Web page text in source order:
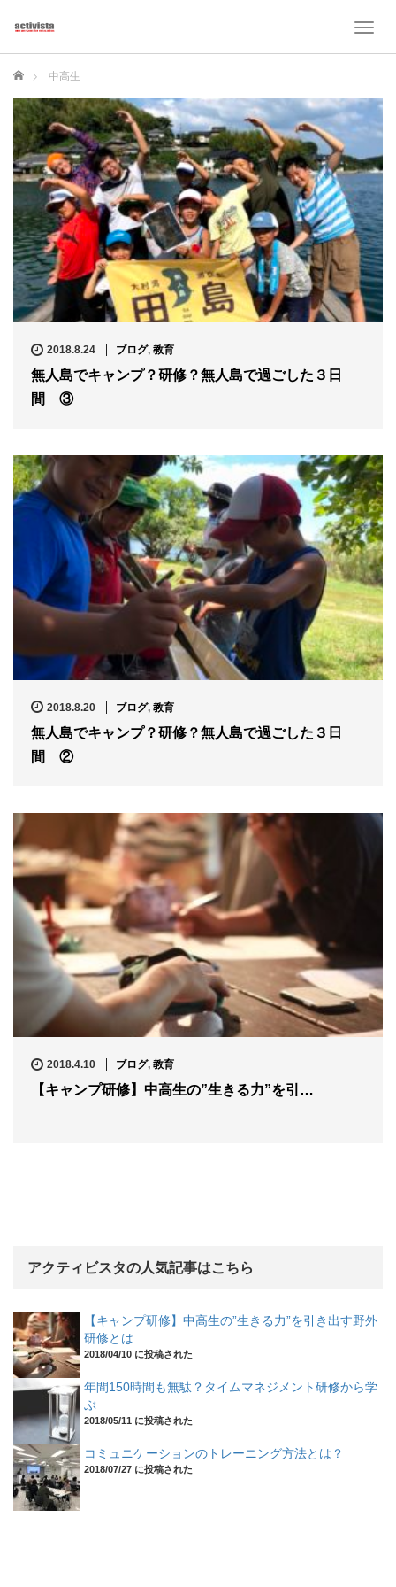
T
l
v
i
g
a
t
i
o
n
ホーム 中高生
2018.8.24 ブログ, 教育
無人島でキャンプ？研修？無人島で過ごした３日
間 ③
2018.8.20 ブログ, 教育
無人島でキャンプ？研修？無人島で過ごした３日
間 ②
2018.4.10 ブログ, 教育
【キャンプ研修】中高生の”生きる力”を引…
アクティビスタの人気記事はこちら
【キャンプ研修】中高生の”生きる力”を引き出す野外
研修とは
2018/04/10 に投稿された
年間150時間も無駄？タイムマネジメント研修から学
ぶ
2018/05/11 に投稿された
コミュニケーションのトレーニング方法とは？
2018/07/27 に投稿された